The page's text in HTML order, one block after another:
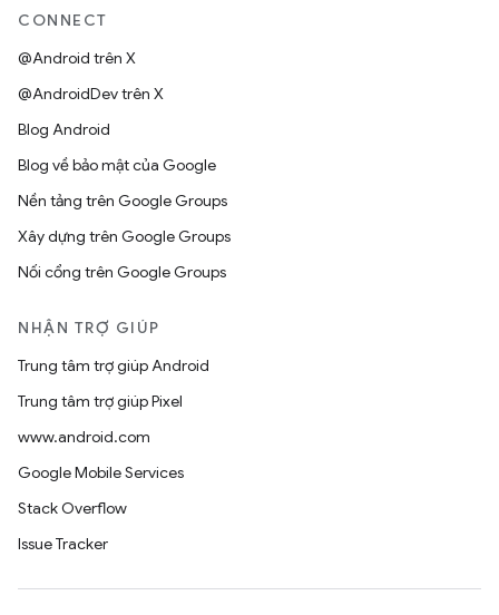
CONNECT
@Android trên X
@AndroidDev trên X
Blog Android
Blog về bảo mật của Google
Nền tảng trên Google Groups
Xây dựng trên Google Groups
Nối cổng trên Google Groups
NHẬN TRỢ GIÚP
Trung tâm trợ giúp Android
Trung tâm trợ giúp Pixel
www.android.com
Google Mobile Services
Stack Overflow
Issue Tracker